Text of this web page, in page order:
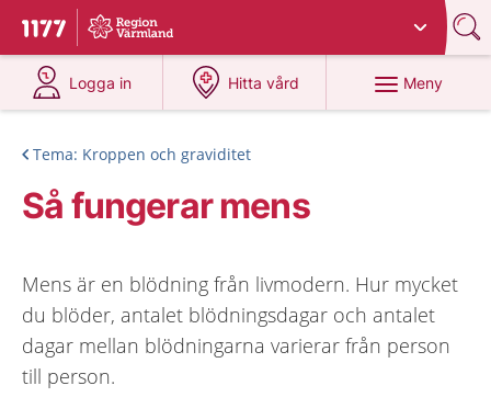
Till startsidan för 1177
Du har valt region
Logga in
på 1177.se
Hitta vård
på 1177.se
Meny
Tema: Kroppen och graviditet
Så fungerar mens
Mens är en blödning från livmodern. Hur mycket
du blöder, antalet blödningsdagar och antalet
dagar mellan blödningarna varierar från person
till person.